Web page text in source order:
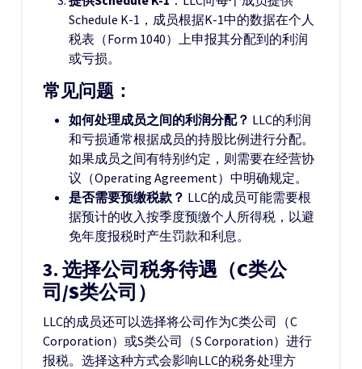
Schedule K-1，成员根据K-1中的数据在个人
税表（Form 1040）上申报其分配到的利润
或亏损。
常见问题：
如何处理成员之间的利润分配？ LLC的利润
和亏损通常根据成员的持股比例进行分配。
如果成员之间有特别约定，则需要在经营协
议（Operating Agreement）中明确规定。
是否需要预缴税款？ LLC的成员可能需要根
据预计的收入按季度预缴个人所得税，以避
免年度报税时产生罚款和利息。
3.选择公司税务待遇（C类公
司/S类公司）
LLC的成员还可以选择将公司作为C类公司（C
Corporation）或S类公司（S Corporation）进行
报税。选择这种方式会影响LLC的税务处理方